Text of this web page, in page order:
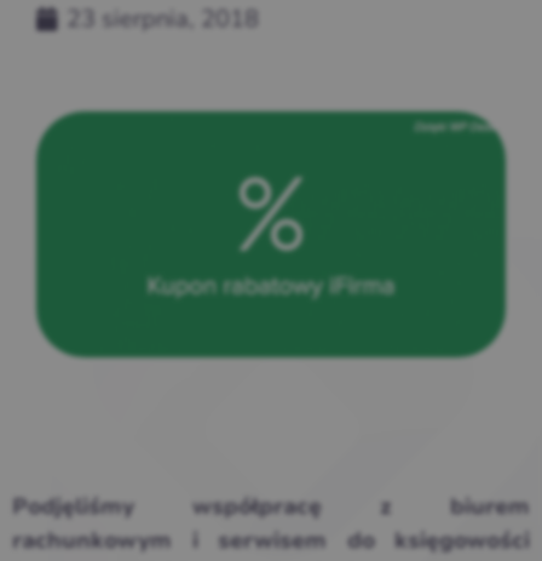
23 sierpnia, 2018
Podjęliśmy współpracę z biurem
rachunkowym i serwisem do księgowości